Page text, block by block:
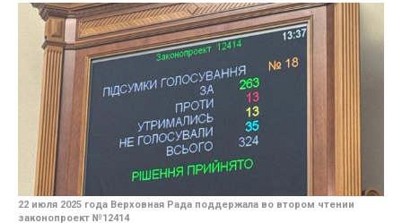
22 июля 2025 года Верховная Рада поддержала во втором чтении
законопроект №12414